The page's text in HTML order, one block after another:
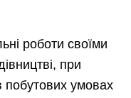
роботи своїми
при
побутових умовах